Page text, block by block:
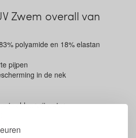
Zwem overall van
polyamide en 18% elastan
pijpen
in de nek
in chloorvrij water